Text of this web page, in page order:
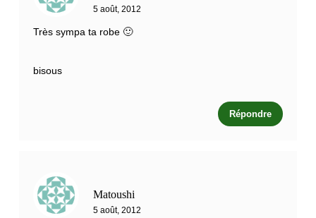
5 août, 2012
Très sympa ta robe 🙂
bisous
Répondre
Matoushi
5 août, 2012